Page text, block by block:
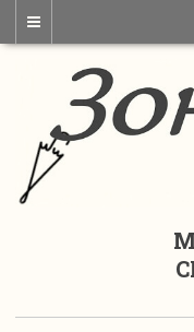
МСК:
СПБ: